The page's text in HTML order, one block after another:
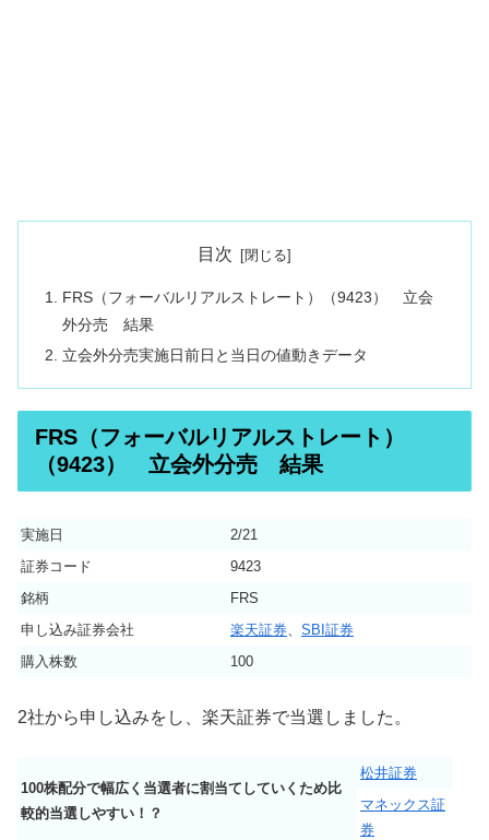
目次
FRS（フォーバルリアルストレート）（9423） 立会
外分売 結果
立会外分売実施日前日と当日の値動きデータ
FRS（フォーバルリアルストレート）
（9423） 立会外分売 結果
実施日
2/21
証券コード
9423
銘柄
FRS
申し込み証券会社
楽天証券、 SBI証券
購入株数
100
2社から申し込みをし、楽天証券で当選しました。
100株配分で幅広く当選者に割当てしていくため比
較的当選しやすい！？
松井証券
マネックス証
券